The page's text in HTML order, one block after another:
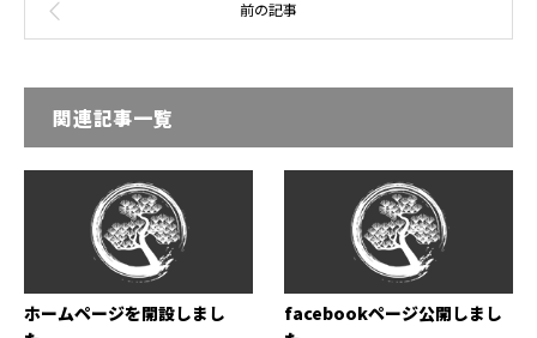
関連記事一覧
ホームページを開設しまし
facebookページ公開しまし